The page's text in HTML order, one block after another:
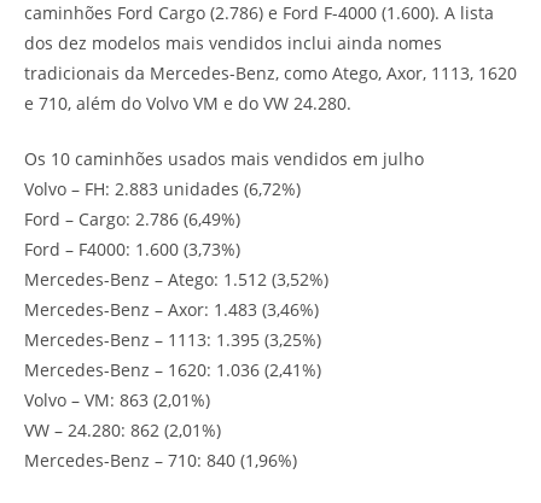
caminhões Ford Cargo (2.786) e Ford F-4000 (1.600). A lista
dos dez modelos mais vendidos inclui ainda nomes
tradicionais da Mercedes-Benz, como Atego, Axor, 1113, 1620
e 710, além do Volvo VM e do VW 24.280.
Os 10 caminhões usados mais vendidos em julho
Volvo – FH: 2.883 unidades (6,72%)
Ford – Cargo: 2.786 (6,49%)
Ford – F4000: 1.600 (3,73%)
Mercedes-Benz – Atego: 1.512 (3,52%)
Mercedes-Benz – Axor: 1.483 (3,46%)
Mercedes-Benz – 1113: 1.395 (3,25%)
Mercedes-Benz – 1620: 1.036 (2,41%)
Volvo – VM: 863 (2,01%)
VW – 24.280: 862 (2,01%)
Mercedes-Benz – 710: 840 (1,96%)